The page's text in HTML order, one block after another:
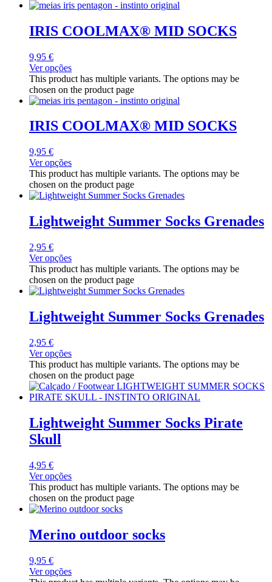
IRIS COOLMAX® MID SOCKS
9,95 €
Ver opções
This product has multiple variants. The options may be
chosen on the product page
IRIS COOLMAX® MID SOCKS
9,95 €
Ver opções
This product has multiple variants. The options may be
chosen on the product page
Lightweight Summer Socks Grenades
2,95 €
Ver opções
This product has multiple variants. The options may be
chosen on the product page
Lightweight Summer Socks Grenades
2,95 €
Ver opções
This product has multiple variants. The options may be
chosen on the product page
Lightweight Summer Socks Pirate
Skull
4,95 €
Ver opções
This product has multiple variants. The options may be
chosen on the product page
Merino outdoor socks
9,95 €
Ver opções